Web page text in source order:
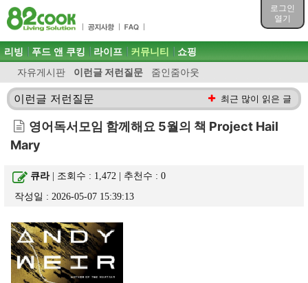
로그인
열기
목차
주메뉴 바로가기
컨텐츠 바로가기
검색 바로가기
로그인 바로가기
주메뉴
리빙 푸드 앤 쿠킹 라이프 커뮤니티
자유게시판 이런글 저런질문 줌인줌아웃
쇼핑
이런글 저런질문 최근 많이 읽은 글
영어독서모임 함께해요 5월의 책 Project Hail
Mary
큐라| 조회수 : 1,472 | 추천수 :0
작성일 : 2026-05-07 15:39:13